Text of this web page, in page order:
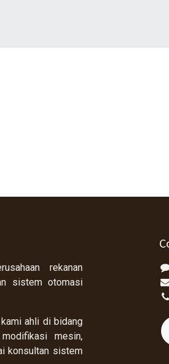
rekanan
sistem otomasi
ahli di bidang
mesin,
konsultan sistem